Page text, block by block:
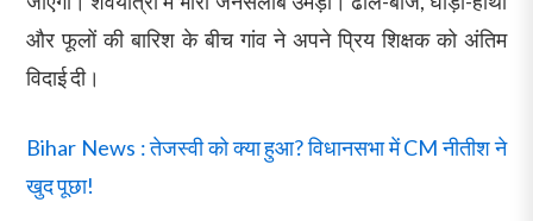
और फूलों की बारिश के बीच गांव ने अपने प्रिय शिक्षक को अंतिम
विदाई दी।
Bihar News : तेजस्वी को क्या हुआ? विधानसभा में CM नीतीश ने
खुद पूछा!